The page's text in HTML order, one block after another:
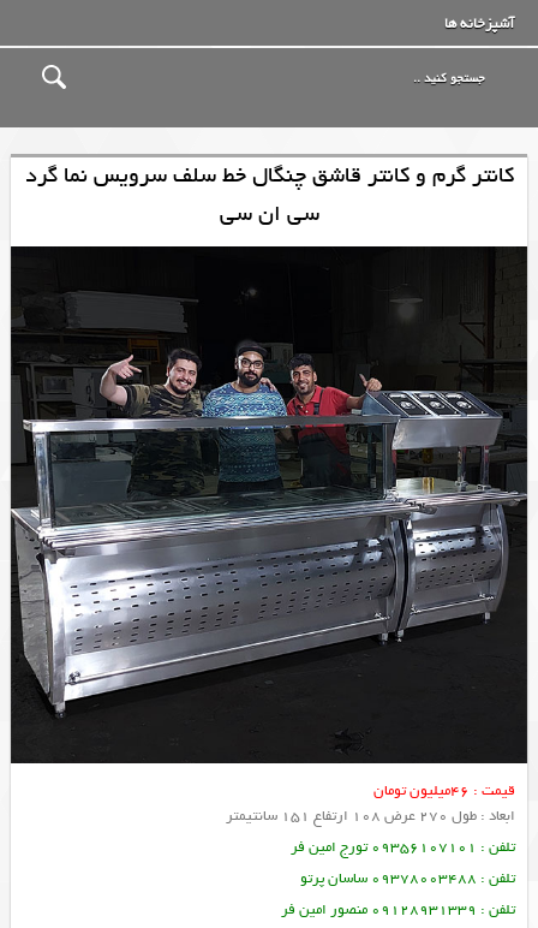
آشپزخانه ها
کانتر گرم و کانتر قاشق چنگال خط سلف سرویس نما گرد
سی ان سی
قیمت : 46میلیون تومان
ابعاد : طول 270 عرض 108 ارتفاع 151 سانتیمتر
تلفن : 09356107101 تورج امین فر
تلفن : 09378003488 ساسان پرتو
تلفن : 09128931339 منصور امین فر